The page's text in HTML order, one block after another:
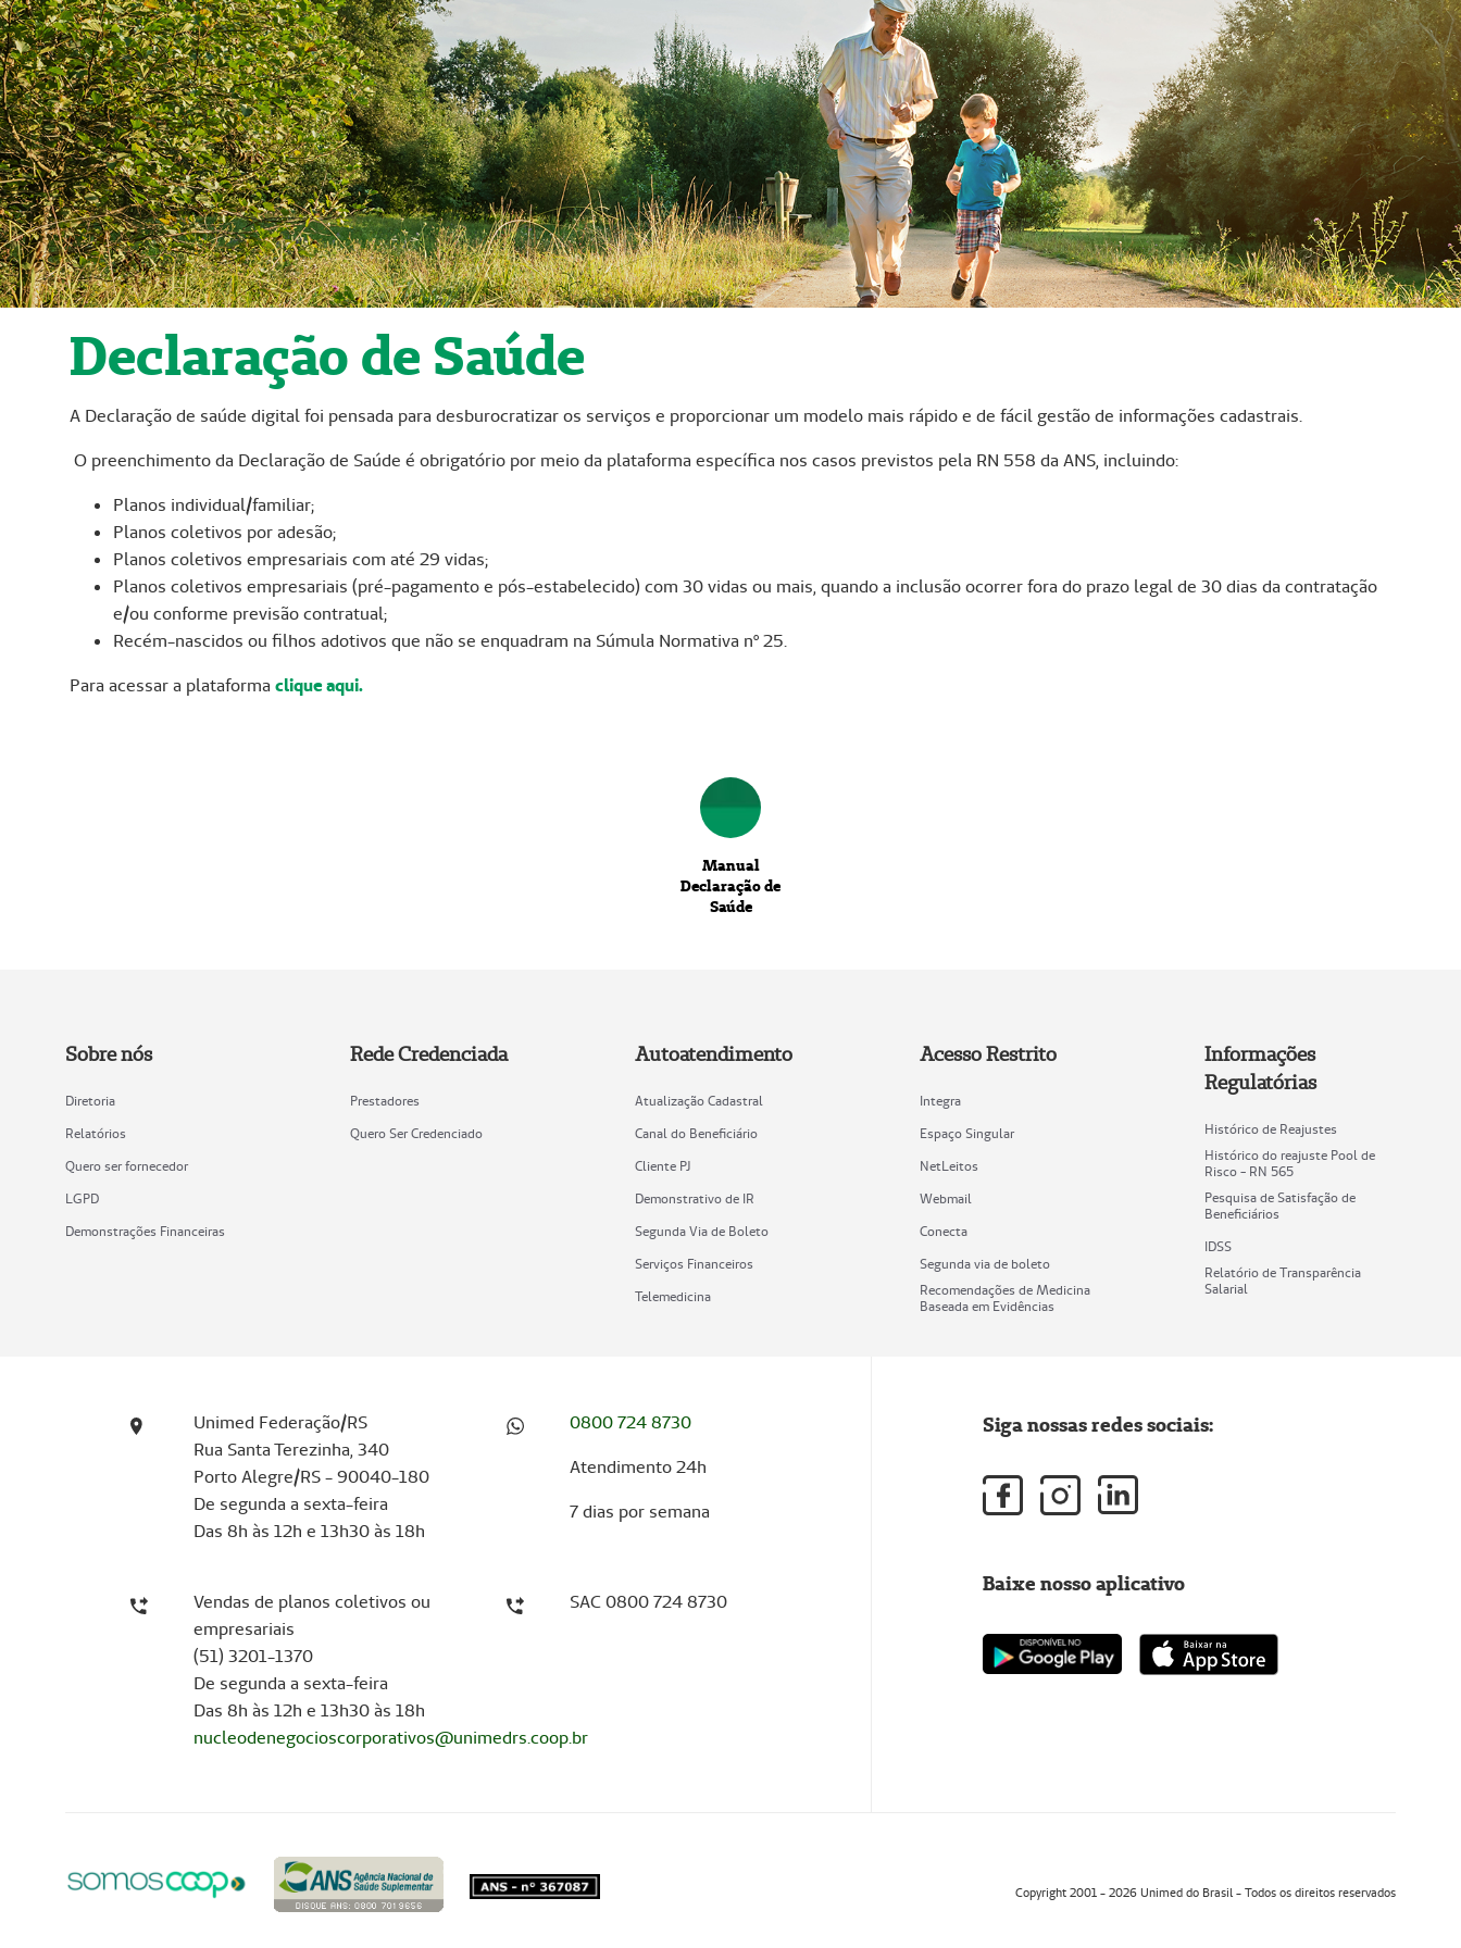
Declaração de Saúde
A Declaração de saúde digital foi pensada para desburocratizar os serviços e proporcionar um modelo mais rápido e de fácil gestão de informações cadastrais.
O preenchimento da Declaração de Saúde é obrigatório por meio da plataforma específica nos casos previstos pela RN 558 da ANS, incluindo:
Planos individual/familiar;
Planos coletivos por adesão;
Planos coletivos empresariais com até 29 vidas;
Planos coletivos empresariais (pré-pagamento e pós-estabelecido) com 30 vidas ou mais, quando a inclusão ocorrer fora do prazo legal de 30 dias da contratação
e/ou conforme previsão contratual;
Recém-nascidos ou filhos adotivos que não se enquadram na Súmula Normativa nº 25.
Para acessar a plataforma clique aqui.
Manual
Declaração de
Saúde
Sobre nós
Diretoria
Relatórios
Quero ser fornecedor
LGPD
Demonstrações Financeiras
Rede Credenciada
Prestadores
Quero Ser Credenciado
Autoatendimento
Atualização Cadastral
Canal do Beneficiário
Cliente PJ
Demonstrativo de IR
Segunda Via de Boleto
Serviços Financeiros
Telemedicina
Acesso Restrito
Integra
Espaço Singular
NetLeitos
Webmail
Conecta
Segunda via de boleto
Recomendações de Medicina
Baseada em Evidências
Informações
Regulatórias
Histórico de Reajustes
Histórico do reajuste Pool de
Risco - RN 565
Pesquisa de Satisfação de
Beneficiários
IDSS
Relatório de Transparência
Salarial
Unimed Federação/RS
Rua Santa Terezinha, 340
Porto Alegre/RS - 90040-180
De segunda a sexta-feira
Das 8h às 12h e 13h30 às 18h
0800 724 8730
Atendimento 24h
7 dias por semana
Vendas de planos coletivos ou
empresariais
(51) 3201-1370
De segunda a sexta-feira
Das 8h às 12h e 13h30 às 18h
nucleodenegocioscorporativos@unimedrs.coop.br
SAC 0800 724 8730
Siga nossas redes sociais:
Baixe nosso aplicativo
Copyright 2001 - 2026 Unimed do Brasil - Todos os direitos reservados